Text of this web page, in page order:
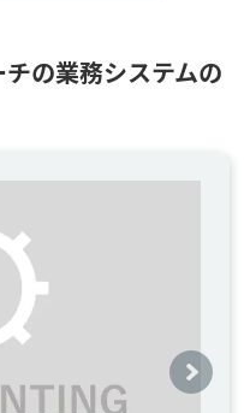
の業務システムの